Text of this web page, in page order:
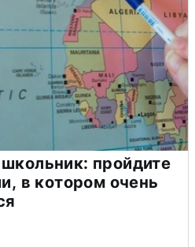
пройдите
в котором очень